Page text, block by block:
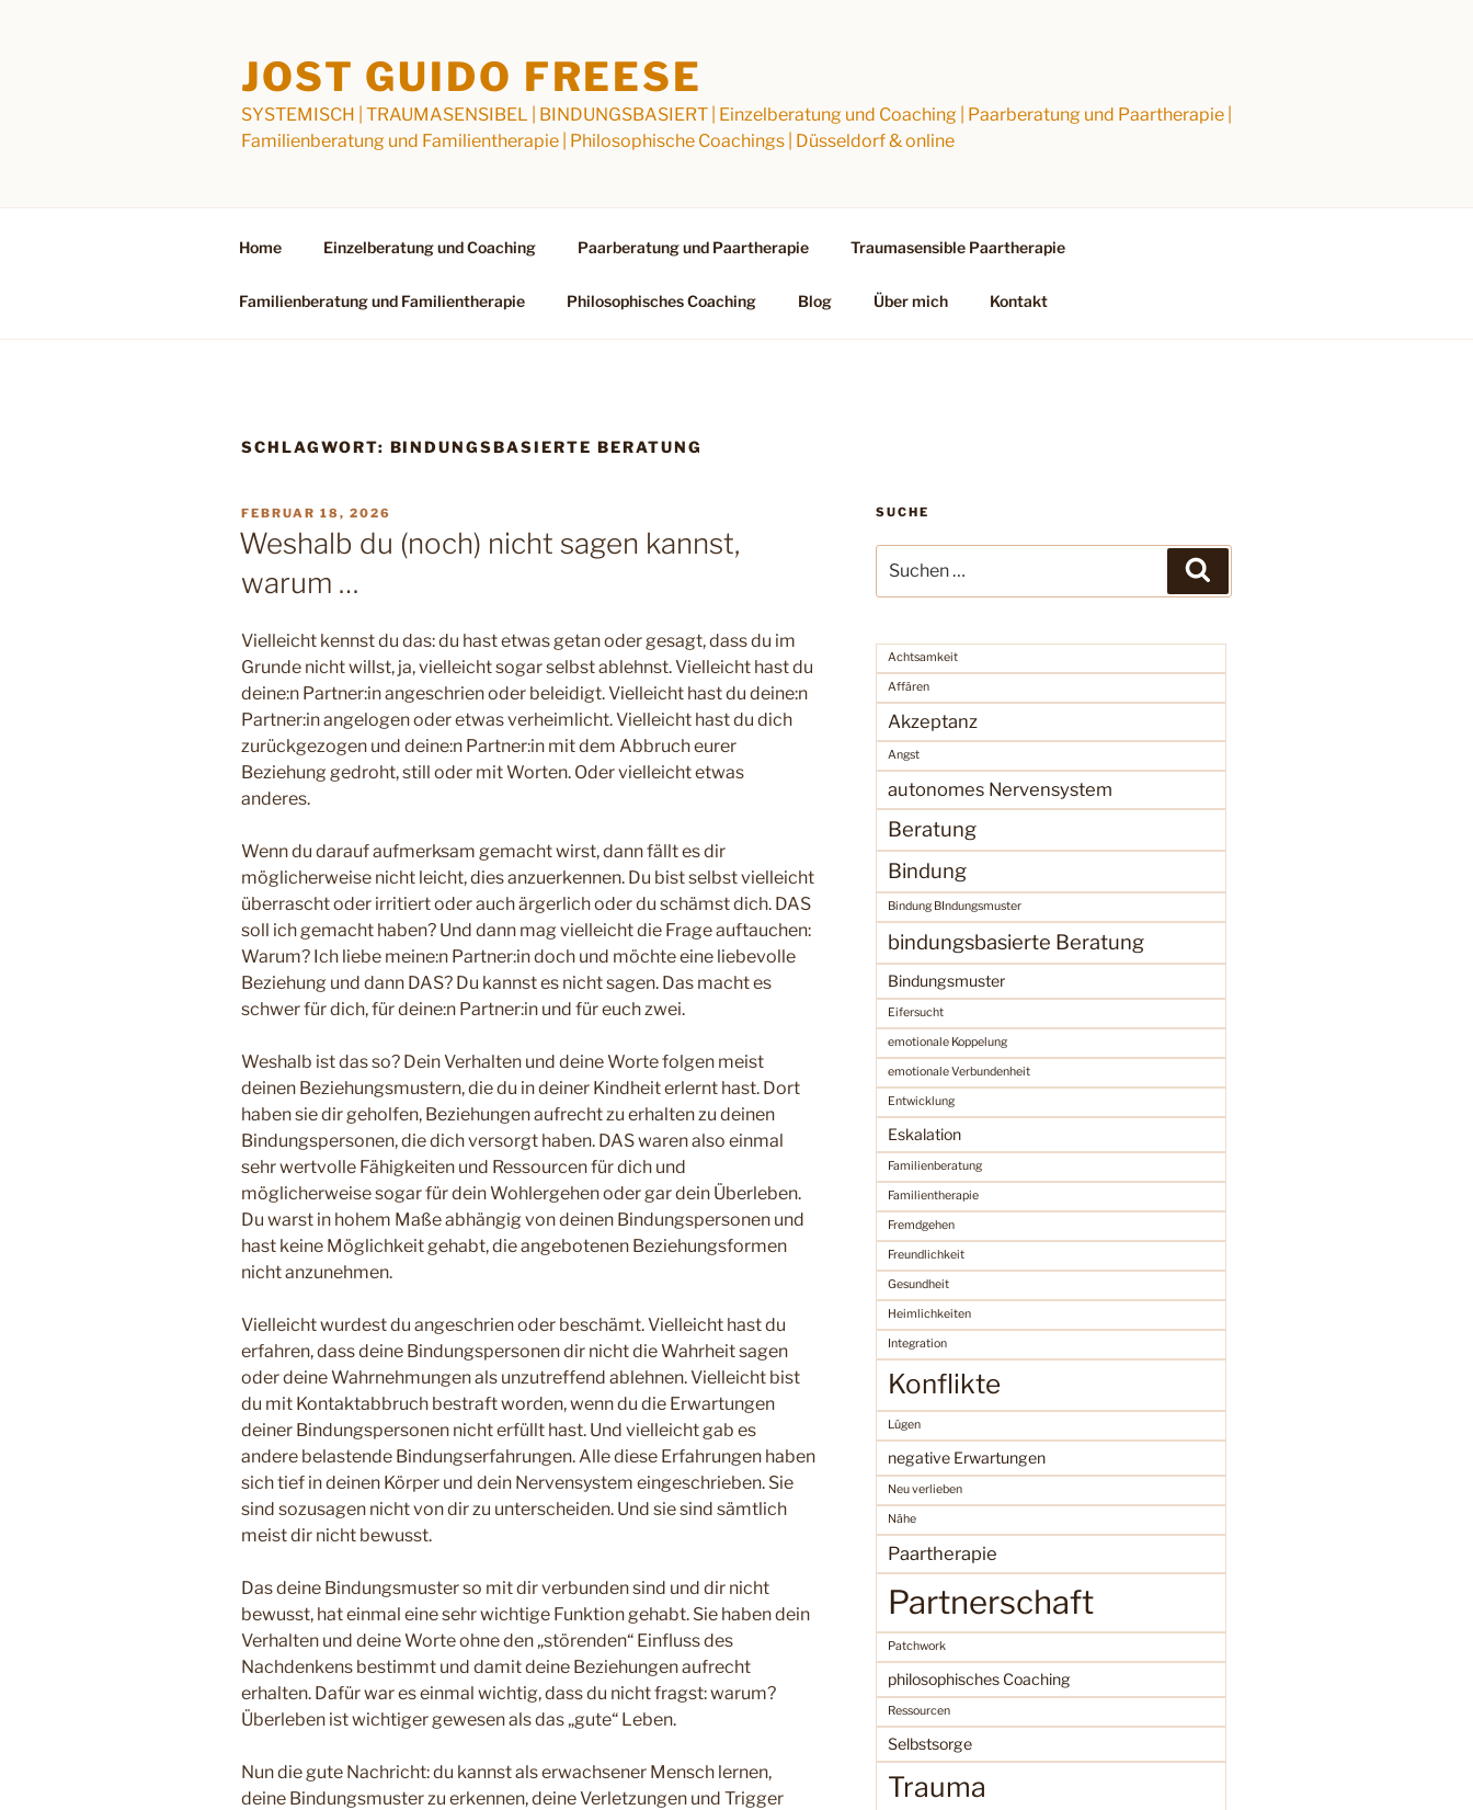
JOST GUIDO FREESE
SYSTEMISCH | TRAUMASENSIBEL | BINDUNGSBASIERT | Einzelberatung und Coaching | Paarberatung und Paartherapie |
Familienberatung und Familientherapie | Philosophische Coachings | Düsseldorf & online
Home Einzelberatung und Coaching Paarberatung und Paartherapie Traumasensible Paartherapie
Familienberatung und Familientherapie Philosophisches Coaching Blog Über mich Kontakt
SCHLAGWORT: BINDUNGSBASIERTE BERATUNG
VERÖFFENTLICHT
AM
FEBRUAR 18, 2026
Weshalb du (noch) nicht sagen kannst,
warum …
Vielleicht kennst du das: du hast etwas getan oder gesagt, dass du im
Grunde nicht willst, ja, vielleicht sogar selbst ablehnst. Vielleicht hast du
deine:n Partner:in angeschrien oder beleidigt. Vielleicht hast du deine:n
Partner:in angelogen oder etwas verheimlicht. Vielleicht hast du dich
zurückgezogen und deine:n Partner:in mit dem Abbruch eurer
Beziehung gedroht, still oder mit Worten. Oder vielleicht etwas
anderes.
Wenn du darauf aufmerksam gemacht wirst, dann fällt es dir
möglicherweise nicht leicht, dies anzuerkennen. Du bist selbst vielleicht
überrascht oder irritiert oder auch ärgerlich oder du schämst dich. DAS
soll ich gemacht haben? Und dann mag vielleicht die Frage auftauchen:
Warum? Ich liebe meine:n Partner:in doch und möchte eine liebevolle
Beziehung und dann DAS? Du kannst es nicht sagen. Das macht es
schwer für dich, für deine:n Partner:in und für euch zwei.
Weshalb ist das so? Dein Verhalten und deine Worte folgen meist
deinen Beziehungsmustern, die du in deiner Kindheit erlernt hast. Dort
haben sie dir geholfen, Beziehungen aufrecht zu erhalten zu deinen
Bindungspersonen, die dich versorgt haben. DAS waren also einmal
sehr wertvolle Fähigkeiten und Ressourcen für dich und
möglicherweise sogar für dein Wohlergehen oder gar dein Überleben.
Du warst in hohem Maße abhängig von deinen Bindungspersonen und
hast keine Möglichkeit gehabt, die angebotenen Beziehungsformen
nicht anzunehmen.
Vielleicht wurdest du angeschrien oder beschämt. Vielleicht hast du
erfahren, dass deine Bindungspersonen dir nicht die Wahrheit sagen
oder deine Wahrnehmungen als unzutreffend ablehnen. Vielleicht bist
du mit Kontaktabbruch bestraft worden, wenn du die Erwartungen
deiner Bindungspersonen nicht erfüllt hast. Und vielleicht gab es
andere belastende Bindungserfahrungen. Alle diese Erfahrungen haben
sich tief in deinen Körper und dein Nervensystem eingeschrieben. Sie
sind sozusagen nicht von dir zu unterscheiden. Und sie sind sämtlich
meist dir nicht bewusst.
Das deine Bindungsmuster so mit dir verbunden sind und dir nicht
bewusst, hat einmal eine sehr wichtige Funktion gehabt. Sie haben dein
Verhalten und deine Worte ohne den „störenden“ Einfluss des
Nachdenkens bestimmt und damit deine Beziehungen aufrecht
erhalten. Dafür war es einmal wichtig, dass du nicht fragst: warum?
Überleben ist wichtiger gewesen als das „gute“ Leben.
Nun die gute Nachricht: du kannst als erwachsener Mensch lernen,
deine Bindungsmuster zu erkennen, deine Verletzungen und Trigger
SUCHE
nach:
Achtsamkeit
Affären
Akzeptanz
Angst
autonomes Nervensystem
Beratung
Bindung
Bindung BIndungsmuster
bindungsbasierte Beratung
Bindungsmuster
Eifersucht
emotionale Koppelung
emotionale Verbundenheit
Entwicklung
Eskalation
Familienberatung
Familientherapie
Fremdgehen
Freundlichkeit
Gesundheit
Heimlichkeiten
Integration
Konflikte
Lügen
negative Erwartungen
Neu verlieben
Nähe
Paartherapie
Partnerschaft
Patchwork
philosophisches Coaching
Ressourcen
Selbstsorge
Trauma